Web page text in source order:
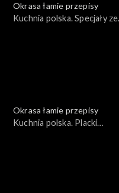
Okrasa łamie przepisy
Kuchnia polska. Specjały ze
Okrasa łamie przepisy
Kuchnia polska. Placki